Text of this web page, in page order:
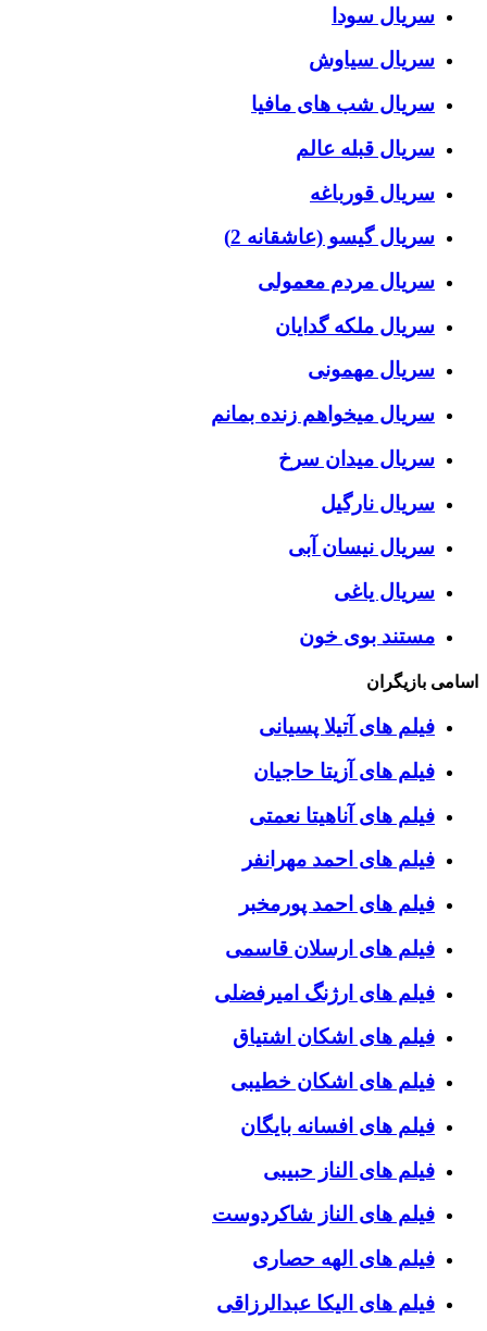
سریال سودا
سریال سیاوش
سریال شب های مافیا
سریال قبله عالم
سریال قورباغه
سریال گیسو (عاشقانه 2)
سریال مردم معمولی
سریال ملکه گدایان
سریال مهمونی
سریال میخواهم زنده بمانم
سریال میدان سرخ
سریال نارگیل
سریال نیسان آبی
سریال یاغی
مستند بوی خون
اسامی بازیگران
فیلم های آتیلا پسیانی
فیلم های آزیتا حاجیان
فیلم های آناهیتا نعمتی
فیلم های احمد مهرانفر
فیلم های احمد پورمخبر
فیلم های ارسلان قاسمی
فیلم های ارژنگ امیرفضلی
فیلم های اشکان اشتیاق
فیلم های اشکان خطیبی
فیلم های افسانه بایگان
فیلم های الناز حبیبی
فیلم های الناز شاکردوست
فیلم های الهه حصاری
فیلم های الیکا عبدالرزاقی